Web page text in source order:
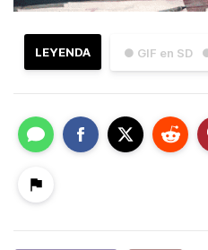
● GIF en SD
LEYENDA